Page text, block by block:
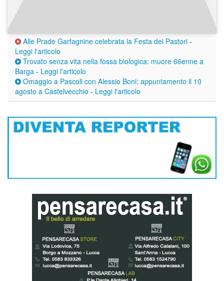
Alle Prade Garfagnine celebrata la Festa dei Pastori -
Leggi l'articolo
Trovato senza vita nella fossa biologica: muore 66enne a
Barga - Leggi l'articolo
Omaggio a Pascoli con Alessio Boni: appuntamento il 10
agosto a Castelvecchio - Leggi l'articolo